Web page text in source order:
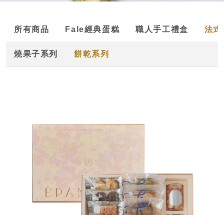
所有商品 Fale經典蛋糕 職人手工禮盒 法式
燒果子系列 餅乾系列